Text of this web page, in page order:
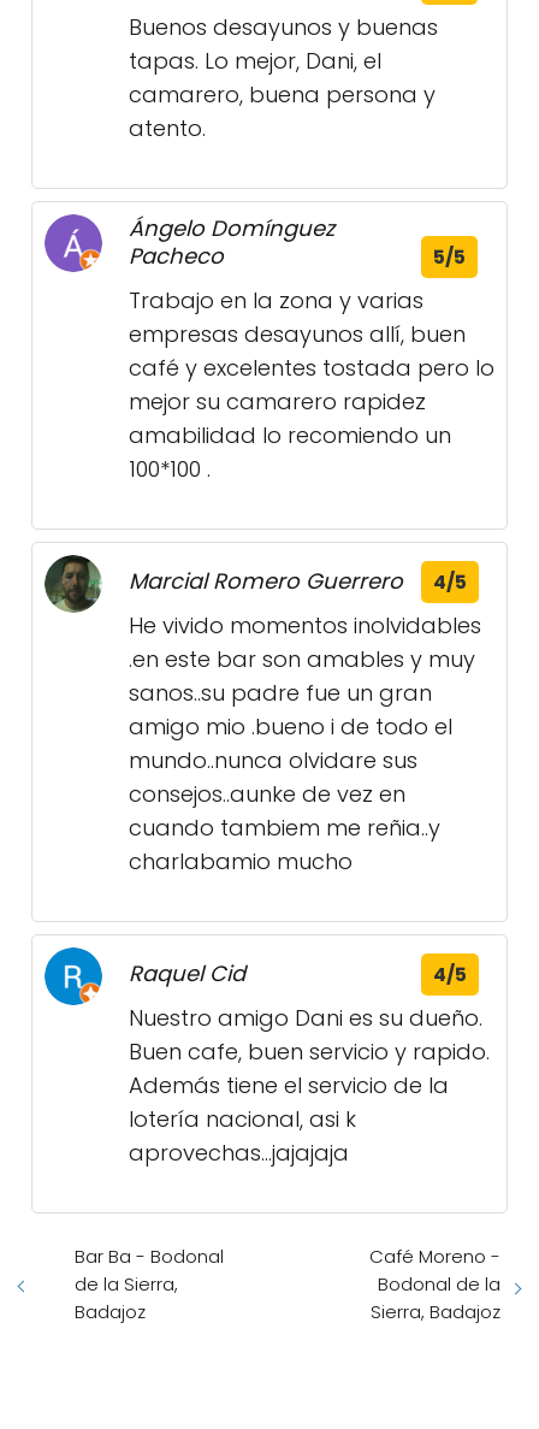
Buenos desayunos y buenas
tapas. Lo mejor, Dani, el
camarero, buena persona y
atento.
Ángelo Domínguez
Pacheco
5/5
Trabajo en la zona y varias
empresas desayunos allí, buen
café y excelentes tostada pero lo
mejor su camarero rapidez
amabilidad lo recomiendo un
100*100 .
Marcial Romero Guerrero 4/5
He vivido momentos inolvidables
.en este bar son amables y muy
sanos..su padre fue un gran
amigo mio .bueno i de todo el
mundo..nunca olvidare sus
consejos..aunke de vez en
cuando tambiem me reñia..y
charlabamio mucho
Raquel Cid 4/5
Nuestro amigo Dani es su dueño.
Buen cafe, buen servicio y rapido.
Además tiene el servicio de la
lotería nacional, asi k
aprovechas...jajajaja
Bar Ba - Bodonal
de la Sierra,
Badajoz
Café Moreno -
Bodonal de la
Sierra, Badajoz